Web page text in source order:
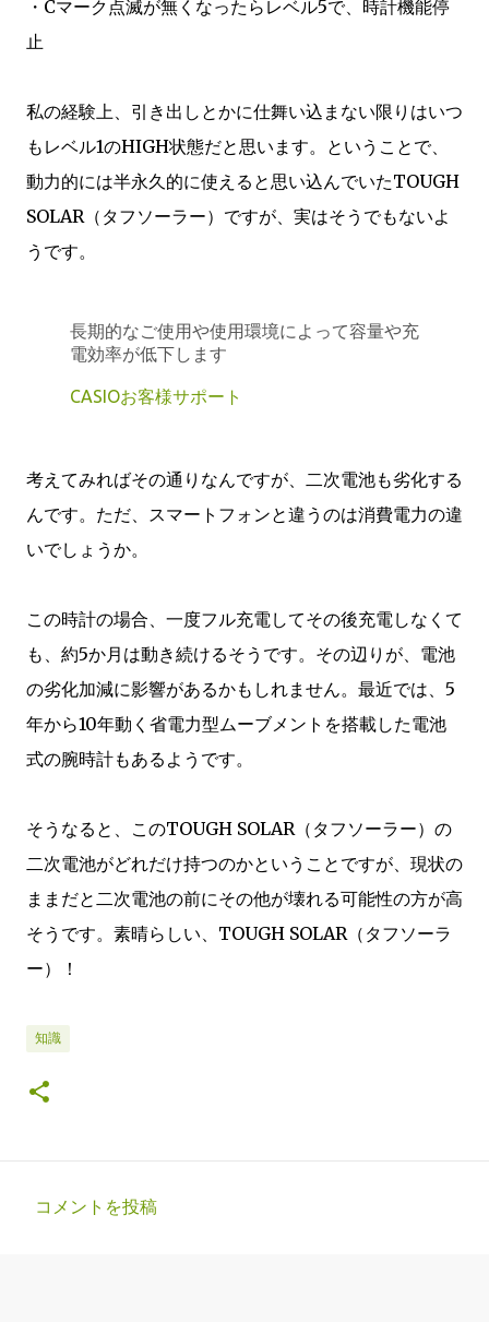
・Cマーク点滅が無くなったらレベル5で、時計機能停
止
私の経験上、引き出しとかに仕舞い込まない限りはいつ
もレベル1のHIGH状態だと思います。ということで、
動力的には半永久的に使えると思い込んでいたTOUGH
SOLAR（タフソーラー）ですが、実はそうでもないよ
うです。
長期的なご使用や使用環境によって容量や充
電効率が低下します
CASIOお客様サポート
考えてみればその通りなんですが、二次電池も劣化する
んです。ただ、スマートフォンと違うのは消費電力の違
いでしょうか。
この時計の場合、一度フル充電してその後充電しなくて
も、約5か月は動き続けるそうです。その辺りが、電池
の劣化加減に影響があるかもしれません。最近では、5
年から10年動く省電力型ムーブメントを搭載した電池
式の腕時計もあるようです。
そうなると、このTOUGH SOLAR（タフソーラー）の
二次電池がどれだけ持つのかということですが、現状の
ままだと二次電池の前にその他が壊れる可能性の方が高
そうです。素晴らしい、TOUGH SOLAR（タフソーラ
ー）！
知識
コメントを投稿